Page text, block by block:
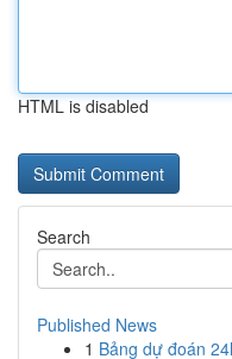
HTML is disabled
Search
Published News
1 Bảng dự đoán